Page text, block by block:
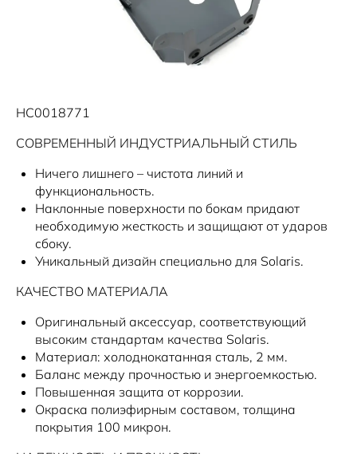
Новости
HC0018771
СОВРЕМЕННЫЙ ИНДУСТРИАЛЬНЫЙ СТИЛЬ
Ничего лишнего – чистота линий и
функциональность.
Наклонные поверхности по бокам придают
необходимую жесткость и защищают от ударов
сбоку.
Уникальный дизайн специально для Solaris.
КАЧЕСТВО МАТЕРИАЛА
Оригинальный аксессуар, соответствующий
высоким стандартам качества Solaris.
Материал: холоднокатанная сталь, 2 мм.
Баланс между прочностью и энергоемкостью.
Повышенная защита от коррозии.
Окраска полиэфирным составом, толщина
покрытия 100 микрон.